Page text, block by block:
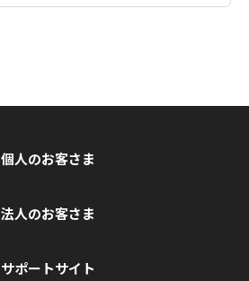
個人のお客さま
法人のお客さま
サポートサイト